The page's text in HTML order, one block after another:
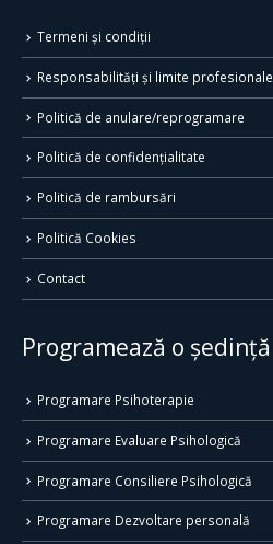
Termeni și condiții
Responsabilități și limite profesionale
Politică de anulare/reprogramare
Politică de confidențialitate
Politică de rambursări
Politică Cookies
Contact
Programează o ședință
Programare Psihoterapie
Programare Evaluare Psihologică
Programare Consiliere Psihologică
Programare Dezvoltare personală